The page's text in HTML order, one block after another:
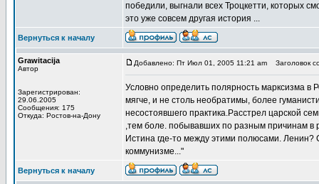
победили, выгнали всех Троцкетти, которых
это уже совсем другая история ...
Вернуться к началу
Grawitacija
Автор
Зарегистрирован:
29.06.2005
Сообщения: 175
Откуда: Ростов-на-Дону
Добавлено: Пт Июл 01, 2005 11:21 am Заголовок
Условно определить полярность марксизма
мягче, и не столь необратимы, более
несостоявшего практика.Расстрел царской
,тем боле. побывавших по разным причинам в
Истина где-то между этими полюсами. Ленин?
коммунизме..."
Вернуться к началу